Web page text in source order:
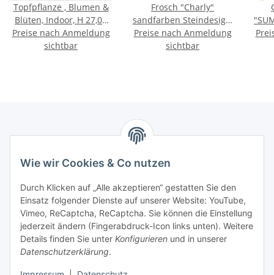
Wie wir Cookies & Co nutzen
Durch Klicken auf „Alle akzeptieren“ gestatten Sie den
Einsatz folgender Dienste auf unserer Website: YouTube,
Vimeo, ReCaptcha, ReCaptcha. Sie können die Einstellung
jederzeit ändern (Fingerabdruck-Icon links unten). Weitere
Details finden Sie unter Konfigurieren und in unserer
Datenschutzerklärung.
Topfpflanze , Blumen &
Blüten, Indoor, H 27,00
cm, Eisen, Polystyrol
geschäumt, Plastik,
Preise nach Anmeldung
sichtbar
Frosch "Charly"
sandfarben Steindesign,
Augen anthrazit Höhe
13,5 cm
Preise nach Anmeldung
sichtbar
Marmey Aktionswaren
Markus Meyer
Fritz-Wallis-Str. 13
28832 Achim
Telefon: +4915142420171
E-Mail: verkauf@marmey-aktionswaren.de
Informationen